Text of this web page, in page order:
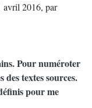
avril 2016, par
Pour numéroter
des textes sources.
pour me